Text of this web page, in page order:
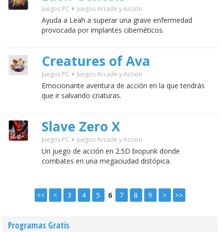
Juegos PC Juegos Arcade y Accion
Ayuda a Leah a superar una grave enfermedad
provocada por implantes cibernéticos.
Creatures of Ava
Juegos PC Juegos Arcade y Accion
Emocionante aventura de acción en la que tendrás
que ir salvando criaturas.
Slave Zero X
Juegos PC Juegos Arcade y Accion
Un juego de acción en 2.5D biopunk donde
combates en una megaciudad distópica.
<< < 3 4 5 6 7 8 9 > >>
Programas Gratis